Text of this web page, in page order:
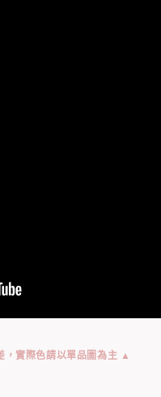
，實際色請以單品圖為主 ▲